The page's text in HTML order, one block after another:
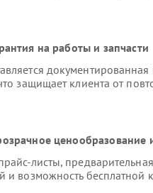
на работы и запчасти
защищает клиента от
ценообразование
листы,
и возможность бесплатной